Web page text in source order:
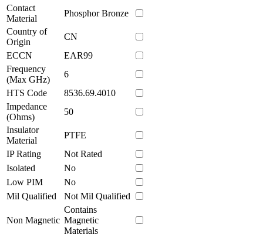
Contact
Material
Phosphor Bronze
Country of
Origin
CN
ECCN
EAR99
Frequency
(Max GHz)
6
HTS Code
8536.69.4010
Impedance
(Ohms)
50
Insulator
Material
PTFE
IP Rating
Not Rated
Isolated
No
Low PIM
No
Mil Qualified
Not Mil Qualified
Non Magnetic
Contains
Magnetic
Materials